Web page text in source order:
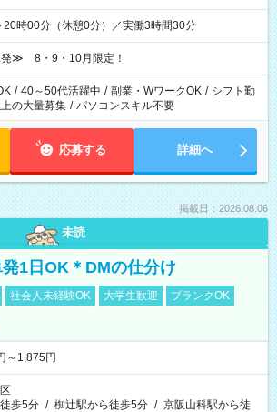
20時00分（休憩0分）／実働3時間30分
≫ 8・9・10月限定！
/ 40～50代活躍中 / 副業・WワークOK / シフト勤
の大量募集 / パソコンスキル不要
応募する 詳細へ
掲載日：2026.08.06
未読
1日OK＊DMの仕分け
社会人未経験OK 大学生歓迎
ブランクOK
～1,875円
歩5分 / 椥辻駅から徒歩5分 / 京阪山科駅から徒